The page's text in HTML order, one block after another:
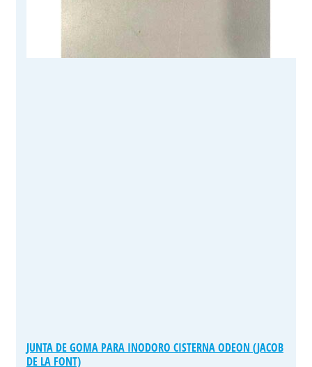
JUNTA DE GOMA PARA INODORO CISTERNA ODEON (JACOB
DE LA FONT)